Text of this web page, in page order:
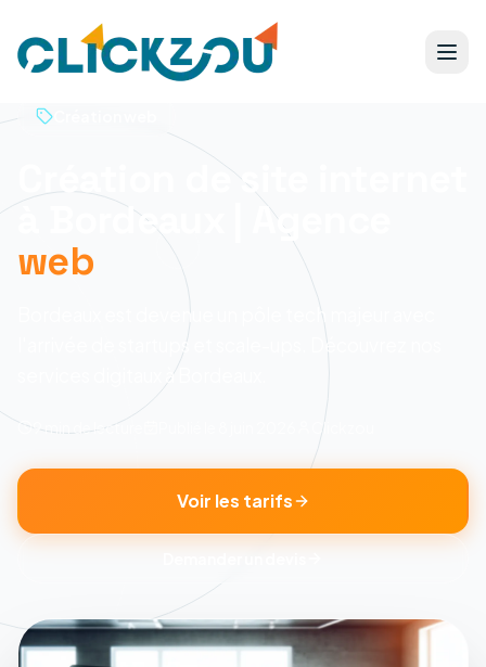
Création de site internet
à Bordeaux | Agence
web
Bordeaux est devenue un pôle tech majeur avec
l'arrivée de startups et scale-ups. Découvrez nos
services digitaux à Bordeaux.
9 min de lecture Clickzou
Voir les tarifs